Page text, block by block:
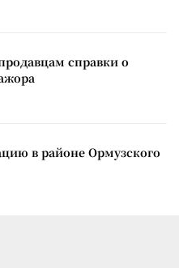
справки о
в районе Ормузского